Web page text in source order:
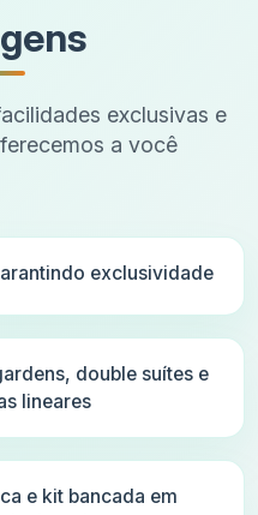
exclusivas e
a você
exclusividade
double suítes e
lineares
e kit bancada em